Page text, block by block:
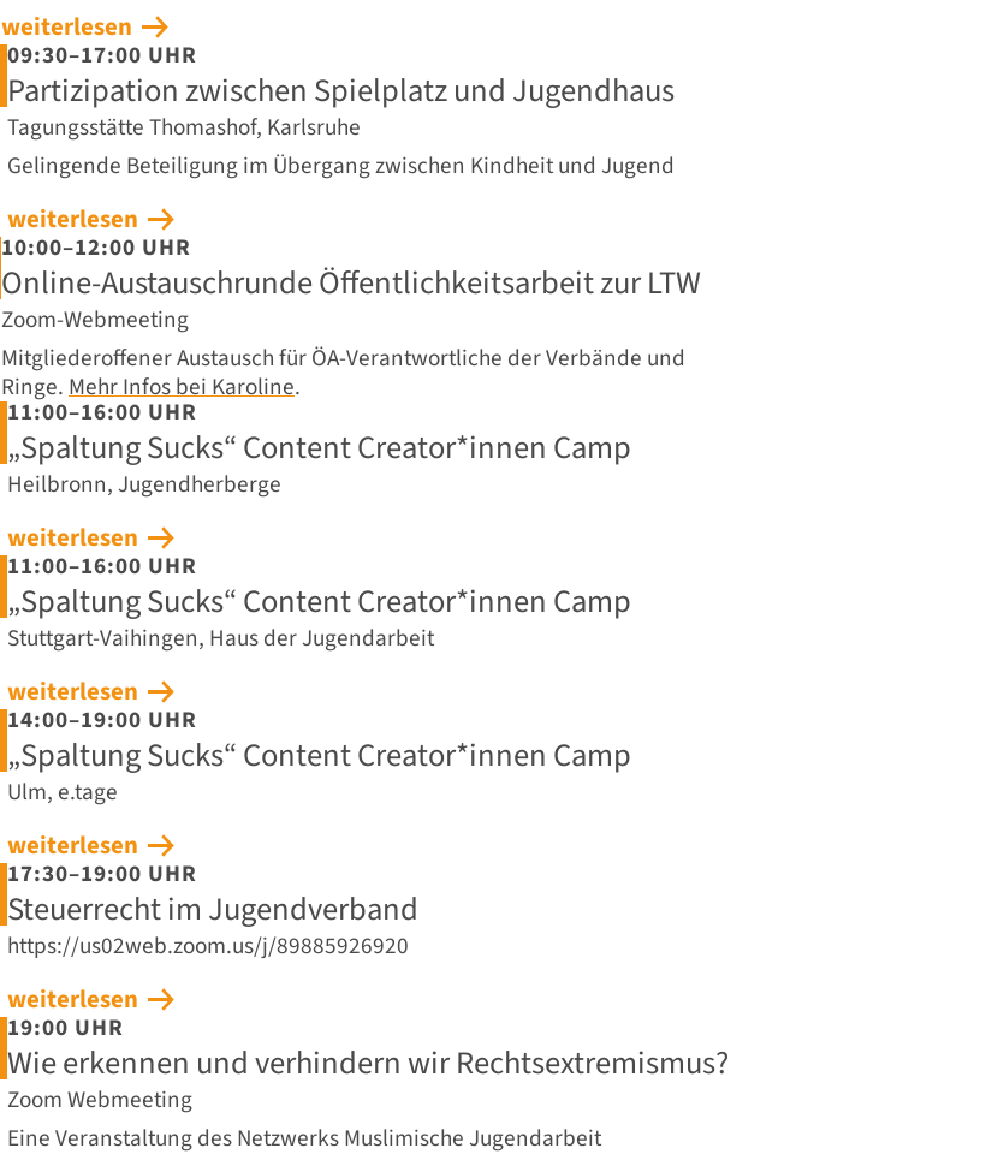
weiterlesen
09:30–17:00 UHR
Partizipation zwischen Spielplatz und Jugendhaus
Tagungsstätte Thomashof, Karlsruhe
Gelingende Beteiligung im Übergang zwischen Kindheit und Jugend
weiterlesen
10:00–12:00 UHR
Online-Austauschrunde Öffentlichkeitsarbeit zur LTW
Zoom-Webmeeting
Mitgliederoffener Austausch für ÖA-Verantwortliche der Verbände und
Ringe.Mehr Infos bei Karoline.
11:00–16:00 UHR
„Spaltung Sucks“ Content Creator*innen Camp
Heilbronn, Jugendherberge
weiterlesen
11:00–16:00 UHR
„Spaltung Sucks“ Content Creator*innen Camp
Stuttgart-Vaihingen, Haus der Jugendarbeit
weiterlesen
14:00–19:00 UHR
„Spaltung Sucks“ Content Creator*innen Camp
Ulm, e.tage
weiterlesen
17:30–19:00 UHR
Steuerrecht im Jugendverband
https://us02web.zoom.us/j/89885926920
weiterlesen
19:00 UHR
Wie erkennen und verhindern wir Rechtsextremismus?
Zoom Webmeeting
Eine Veranstaltung des Netzwerks Muslimische Jugendarbeit